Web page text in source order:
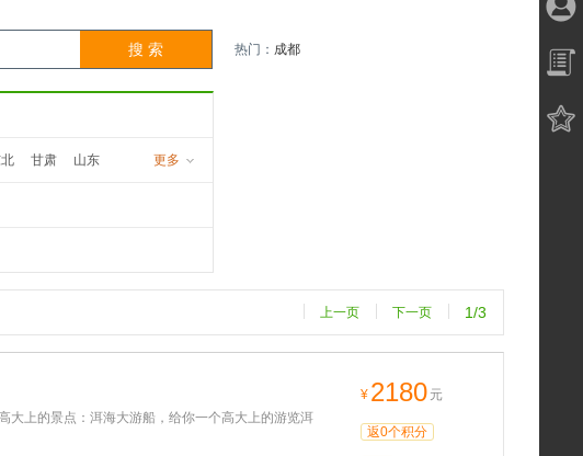
热门： 成都
甘肃
山东
更多
上一页 下一页 1/3
大上的景点：洱海大游船，给你一个高大上的游览洱
¥ 2180 元
返0个积分